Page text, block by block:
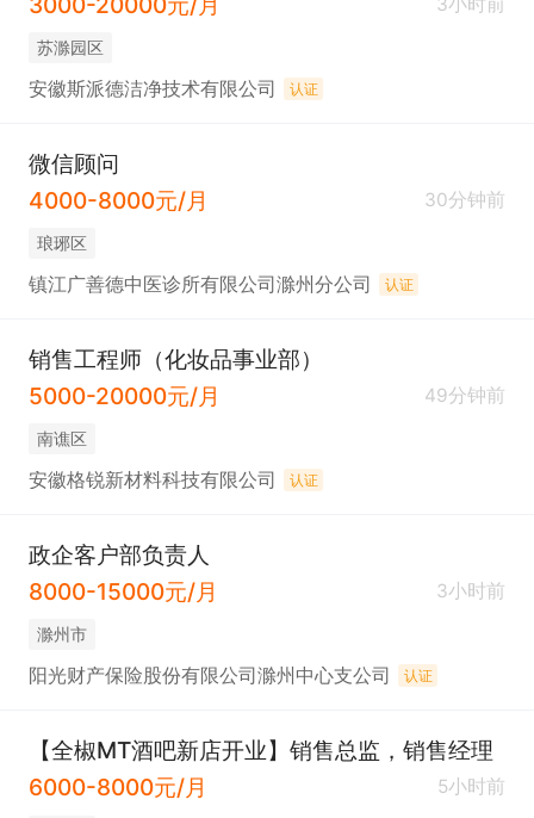
苏滁园区
安徽斯派德洁净技术有限公司 认证
微信顾问
4000-8000元/月
30分钟前
琅琊区
镇江广善德中医诊所有限公司滁州分公司 认证
销售工程师（化妆品事业部）
5000-20000元/月
49分钟前
南谯区
安徽格锐新材料科技有限公司 认证
政企客户部负责人
8000-15000元/月
3小时前
滁州市
阳光财产保险股份有限公司滁州中心支公司 认证
【全椒MT酒吧新店开业】销售总监，销售经理
6000-8000元/月
5小时前